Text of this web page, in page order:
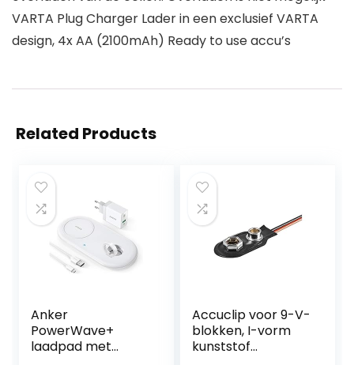
VARTA Plug Charger Lader in een exclusief VARTA
design, 4x AA (2100mAh) Ready to use accu’s
Related Products
Anker
PowerWave+
laadpad met
Accuclip voor 9-V-
blokken, I-vorm
kunststof